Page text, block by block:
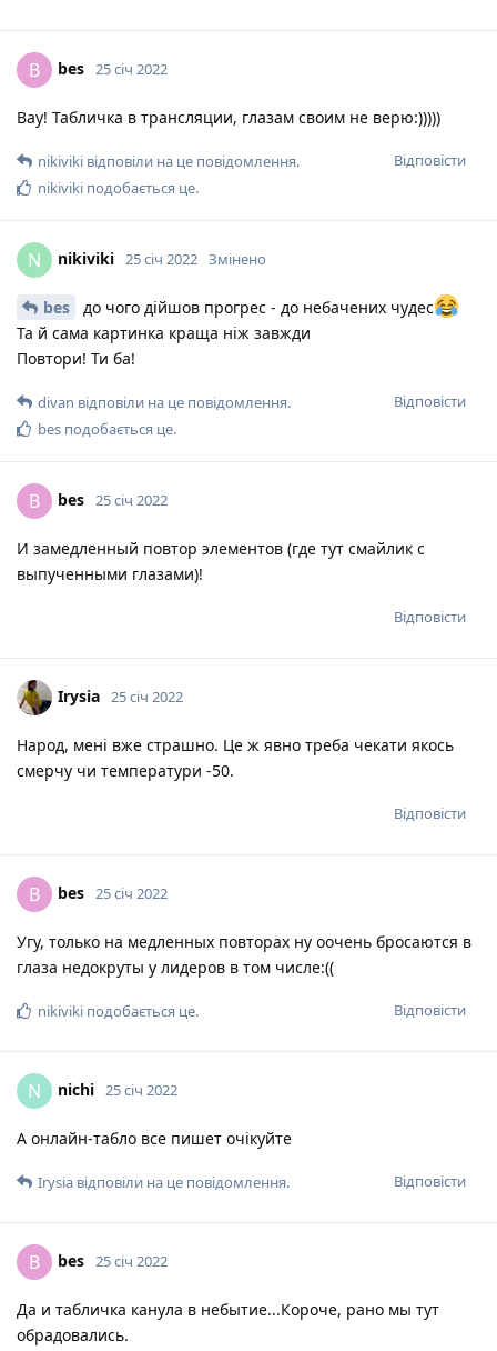
B bes 25 січ 2022
Вау! Табличка в трансляции, глазам своим не верю:)))))
Відповісти
nikiviki відповіли на це повідомлення.
nikiviki подобається це.
N nikiviki 25 січ 2022 Змінено
bes
до чого дійшов прогрес - до небачених чудес
Та й сама картинка краща ніж завжди
Повтори! Ти ба!
Відповісти
divan відповіли на це повідомлення.
bes подобається це.
B bes 25 січ 2022
И замедленный повтор элементов (где тут смайлик с
выпученными глазами)!
Відповісти
Irysia 25 січ 2022
Народ, мені вже страшно. Це ж явно треба чекати якось
смерчу чи температури -50.
Відповісти
B bes 25 січ 2022
Угу, только на медленных повторах ну оочень бросаются в
глаза недокруты у лидеров в том числе:((
Відповісти
nikiviki подобається це.
N nichi 25 січ 2022
А онлайн-табло все пишет очікуйте
Відповісти
Irysia відповіли на це повідомлення.
B bes 25 січ 2022
Да и табличка канула в небытие...Короче, рано мы тут
обрадовались.